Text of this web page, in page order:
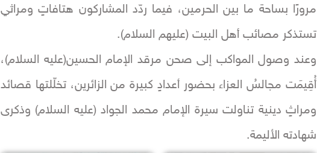
مرورًا بساحة ما بين الحرمين، فيما ردّد المشاركون هتافاتٍ ومراثي
تستذكر مصائب أهل البيت (عليهم السلام).
وعند وصول المواكب إلى صحن مرقد الإمام الحسين(عليه السلام)،
أُقِيمَت مجالسُ العزاء بحضور أعدادٍ كبيرة من الزائرين، تخلّلتها قصائد
ومراثٍ دينية تناولت سيرة الإمام محمد الجواد (عليه السلام) وذكرى
شهادته الأليمة.